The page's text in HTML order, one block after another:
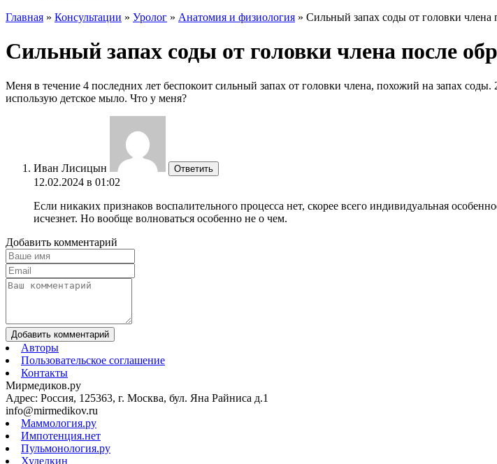
Главная » Консультации » Уролог » Анатомия и физиология » Сильный запах соды от головки члена
Сильный запах соды от головки члена после
Меня в течение 4 последних лет беспокоит сильный запах от головки члена, похожий на запах
использую детское мыло. Что у меня?
Иван Лисицын Ответить
12.02.2024 в 01:02
Если никаких признаков воспалительного процесса нет, скорее всего индивидуальная
исчезнет. Но вообще волноваться особенно не о чем.
Добавить комментарий
Добавить комментарий
Авторы
Пользовательское соглашение
Контакты
Мирмедиков.ру
Адрес: Россия, 125363, г. Москва, бул. Яна Райниса д.1
info@mirmedikov.ru
Маммология.ру
Импотенция.нет
Пульмонология.ру
Худелкин